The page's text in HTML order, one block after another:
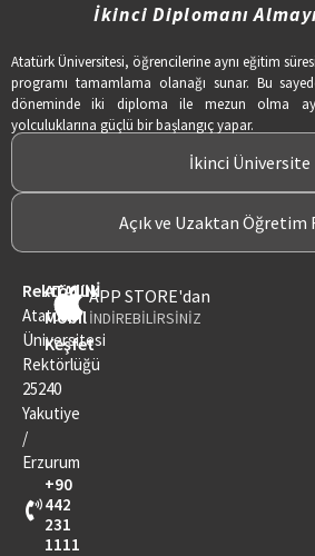
İkinci Diplomanı
Atatürk Üniversitesi, öğrencilerine aynı eğitim
programı tamamlama olanağı sunar. Bu
döneminde iki diploma ile mezun olma
yolculuklarına güçlü bir başlangıç yapar.
İkinci Üniversite
Açık ve Uzaktan Öğretim
Rektörlük
Atatürk
Üniversitesi
Rektörlüğü
25240
Yakutiye
/
Erzurum
+90
442
231
1111
ATAUNİ
Mobil
Keşfet
APP STORE'dan
İNDİREBİLİRSİNİZ